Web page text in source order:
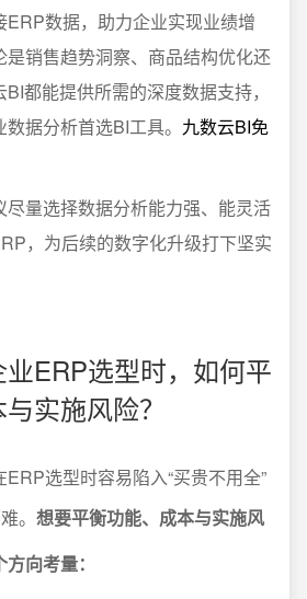
ERP数据，助力企业实现业绩增
是销售趋势洞察、商品结构优化还
都能提供所需的深度数据支持，
据分析首选BI工具。 九数云BI免
量选择数据分析能力强、能灵活
，为后续的数字化升级打下坚实
ERP选型时，如何平
实施风险？
选型时容易陷入“买贵不用全”
。 想要平衡功能、成本与实施风
向考量：